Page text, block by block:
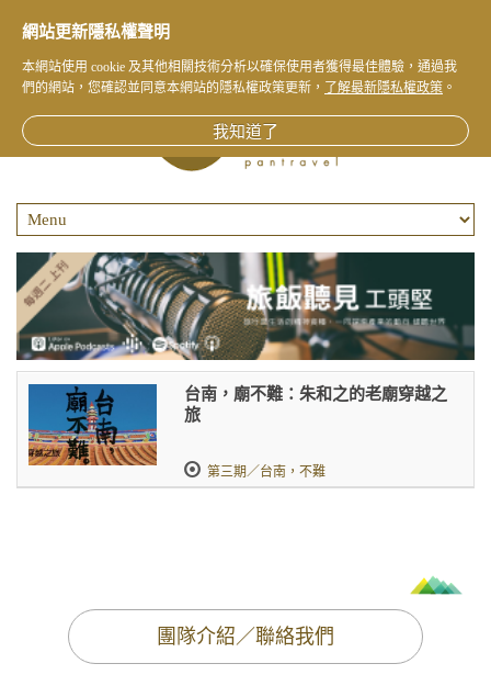
台南，廟不難：朱和之的老廟穿越之
旅
第三期／台南，不難
團隊介紹／聯絡我們
網站更新隱私權聲明
本網站使用 cookie 及其他相關技術分析以確保使用者獲得最佳體驗，通過我
們的網站，您確認並同意本網站的隱私權政策更新，
了解最新隱私權政策 。
我知道了